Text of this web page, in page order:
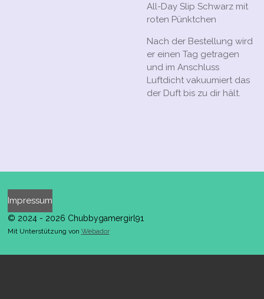
All-Day Slip Schwarz mit
roten Pünktchen
Nach der Bestellung wird
er einen Tag getragen
und im Anschluss
Luftdicht vakuumiert das
der Duft bis zu dir hält.
Impressum
© 2024 - 2026 Chubbygamergirl91
Mit Unterstützung von Webador